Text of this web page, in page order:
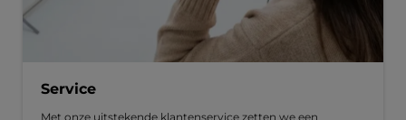
Service
Met onze uitstekende klantenservice zetten we een